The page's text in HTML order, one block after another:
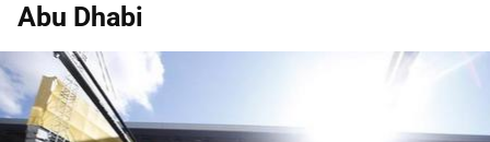
Abu Dhabi